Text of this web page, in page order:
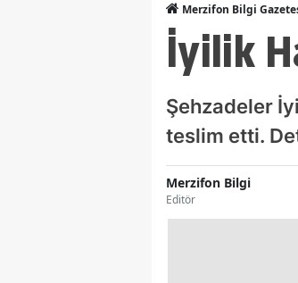
Merzifon Bilgi
İyilik
Şehzadeler
teslim etti.
Merzifon Bilgi
Editör